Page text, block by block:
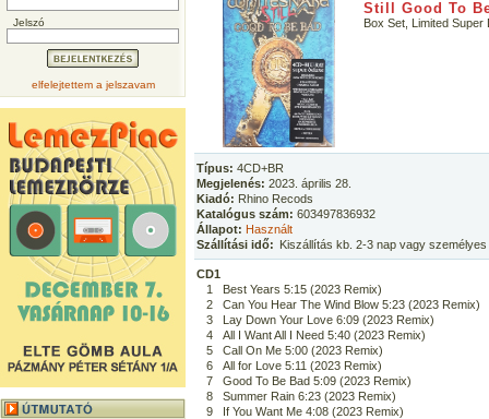
Jelszó
elfelejtettem a jelszavam
Still Good To
Box Set, Limited
Típus: 4CD+BR
Megjelenés: 2023. április 28.
Kiadó: Rhino Recods
Katalógus szám: 603497836932
Állapot: Használt
Szállítási idő: Kiszállítás kb. 2-3 nap vagy
CD1
1
Best Years 5:15 (2023 Remix)
2
Can You Hear The Wind Blow 5:23 (2023 Remix)
3
Lay Down Your Love 6:09 (2023 Remix)
4
All I Want All I Need 5:40 (2023 Remix)
5
Call On Me 5:00 (2023 Remix)
6
All for Love 5:11 (2023 Remix)
7
Good To Be Bad 5:09 (2023 Remix)
8
Summer Rain 6:23 (2023 Remix)
9
If You Want Me 4:08 (2023 Remix)